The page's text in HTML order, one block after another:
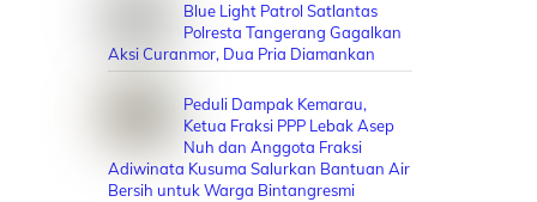
Blue Light Patrol Satlantas
Polresta Tangerang Gagalkan
Aksi Curanmor, Dua Pria Diamankan
Peduli Dampak Kemarau,
Ketua Fraksi PPP Lebak Asep
Nuh dan Anggota Fraksi
Adiwinata Kusuma Salurkan Bantuan Air
Bersih untuk Warga Bintangresmi